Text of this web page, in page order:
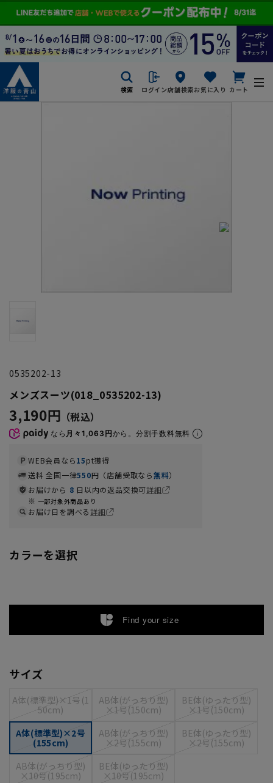
検索 ログイン店舗検索お気に入り カート
0535202-13
メンズスーツ(018_0535202-13)
3,190円
なら 月々1,063円から。分割手数料無料
WEB会員なら15pt獲得
送料 全国一律550円（店舗受取なら無料）
お届けから 8 日以内の返品交換可詳細
一部対象外商品あり
お届け日を調べる詳細
カラーを選択
Find your size
サイズ
A体(標準型)×1号(1
50cm)
AB体(がっちり型)
×1号(150cm)
BE体(ゆったり型)
×1号(150cm)
A体(標準型)×2号
(155cm)
AB体(がっちり型)
×2号(155cm)
BE体(ゆったり型)
×2号(155cm)
AB体(がっちり型)
×10号(195cm)
BE体(ゆったり型)
×10号(195cm)